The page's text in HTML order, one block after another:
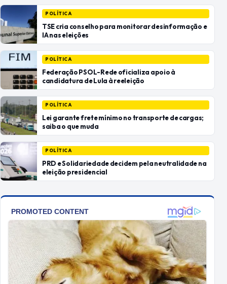
POLÍTICA
TSE cria conselho para monitorar desinformação e
IA nas eleições
POLÍTICA
Federação PSOL-Rede oficializa apoio à
candidatura de Lula à reeleição
POLÍTICA
Lei garante frete mínimo no transporte de cargas;
saiba o que muda
POLÍTICA
PRD e Solidariedade decidem pela neutralidade na
eleição presidencial